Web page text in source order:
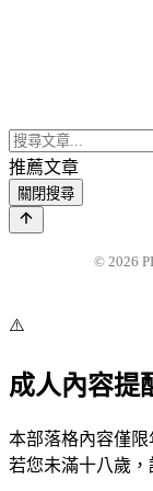
推薦文章
關閉搜尋
© 2026
⚠️
成人內容提
本部落格內容僅限
若您未滿十八歲，